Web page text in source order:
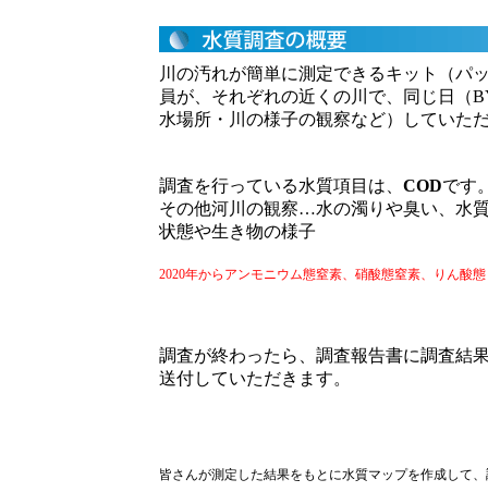
川の汚れが簡単に測定できるキット（パ
員が、それぞれの近くの川で、同じ日（
水場所・川の様子の観察など）していた
調査を行っている水質項目は、 CODです
その他河川の観察…水の濁りや臭い、水
状態や生き物の様子
2020年からアンモニウム態窒素、硝酸態窒素、りん酸
調査が終わったら、調査報告書に調査結
送付していただきます。
皆さんが測定した結果をもとに水質マップを作成して